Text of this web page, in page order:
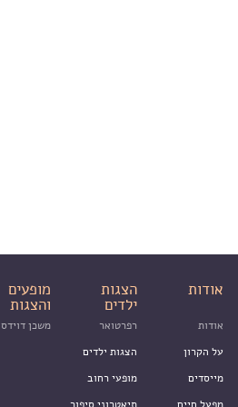
אודות הצגות
ילדים
מופעים
והצגות
אודות
על הקרון
מייסדים
רפרטואר
הצגות ילדים
מופעי רחוב
משכן